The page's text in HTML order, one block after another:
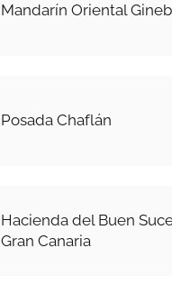
Mandarín Oriental
Posada Chaflán
Hacienda del Buen
Gran Canaria